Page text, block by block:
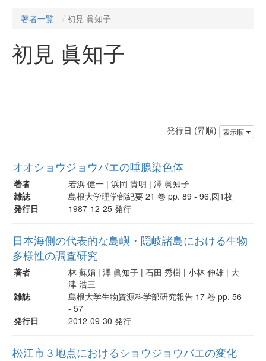
著者一覧 初見 眞知子
初見 眞知子
発行日 (昇順) 表示順
オオショウジョウバエの唾腺染色体
著者
若浜 健一 | 浜岡 貴明 | 澤 眞知子
雑誌
島根大学理学部紀要 21 巻 pp. 89 - 96,図1枚
発行日
1987-12-25 発行
日本海側の代表的な島嶼・隠岐諸島における生物
多様性の調査研究
著者
林 蘇娟 | 澤 眞知子 | 石田 秀樹 | 小林 伸雄 | 大
津 浩三
雑誌
島根大学生物資源科学部研究報告 17 巻 pp. 56
- 57
発行日
2012-09-30 発行
松江市３地点におけるショウジョウバエの変化